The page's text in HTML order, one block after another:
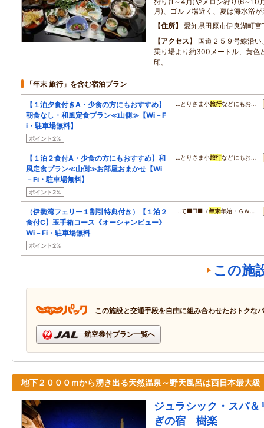
月)、ゴルフ場近く、夏は海水浴
住所
愛知県田原市伊良湖町
アクセス
国道２５９号線沿
乗り場より約300メートル、黄色
印。
「年末 旅行」を含む宿泊プラン
【１泊夕食付きA・少食の方にもおすすめ】
朝食なし・和風定食プラン≪山側≫【Wi－F
i・駐車場無料】
ポイント2%
…とりさま小旅行などにもお…
【１泊２食付A・少食の方にもおすすめ】和
風定食プラン≪山側≫お部屋おまかせ【Wi
－Fi・駐車場無料】
ポイント2%
…とりさま小旅行などにもお…
（伊勢湾フェリー１割引特典付き）【１泊２
食付C】玉手箱コース《オーシャンビュー》
Wi－Fi・駐車場無料
ポイント2%
…て■□■（年末年始・ＧＷ…
この施
この施設と交通手段を自由に組み合わせたおトクな
航空券付プラン一覧へ
地下２０００ｍから湧き出る天然温泉～野天風呂は西日本最大級
ジュラシック・スパ
ぎの宿 樹楽